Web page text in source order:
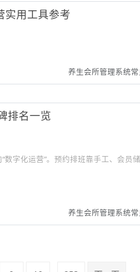
实用工具参考
养生会所管理系统
排名一览
数字化运营”。预约排班靠手工、会员
养生会所管理系统